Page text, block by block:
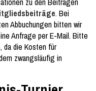
. Bei
Abbuchungen bitten wir
Anfrage per E-Mail. Bitte
da die Kosten für
zwangsläufig in